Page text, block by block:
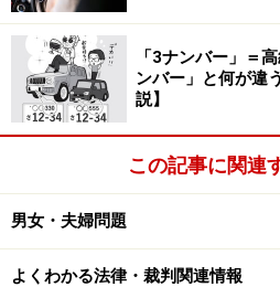
冊子のイラストが、原告イラ
『独り暮らしをつくる100』
よく似ているとして争われた事
【画像2】の左側が原告イラス
似ているとして争われた被告イ
【画像2】左が原告イラスト、右
判決文別紙（原告イラスト目録）
「3ナンバー」＝
ンバー」と何が違
説】
この記事に関連
男女・夫婦問題
よくわかる法律・裁判関連情報